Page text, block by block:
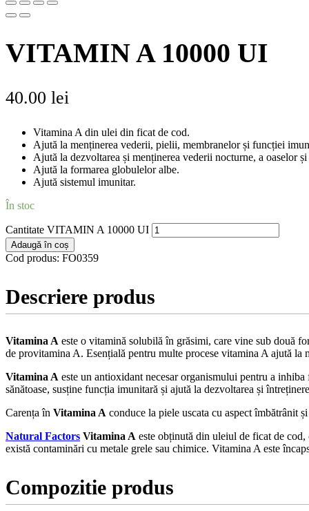
VITAMIN A 10000 UI
40.00 lei
Vitamina A din ulei din ficat de cod.
Ajută la menținerea vederii, pielii, membranelor și funcției
Ajută la dezvoltarea și menținerea vederii nocturne, a oaselor
Ajută la formarea globulelor albe.
Ajută sistemul imunitar.
În stoc
Cantitate VITAMIN A 10000 UI
Adaugă în coș
Cod produs: FO0359
Descriere produs
Vitamina A este o vitamină solubilă în grăsimi, care vine sub două
de provitamina A. Esențială pentru multe procese vitamina A ajută la
Vitamina A este un antioxidant necesar organismului pentru a
sănătoase, susține funcția imunitară și ajută la dezvoltarea și
Carența în Vitamina A conduce la piele uscata cu aspect îmbătrânit
Natural Factors Vitamina A este obținută din uleiul de ficat de
există contaminări cu metale grele sau chimice. Vitamina A este
Compozitie produs